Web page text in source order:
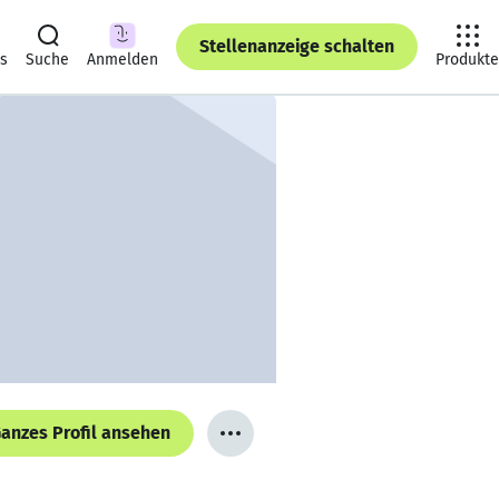
Suche Anmelden
Stellenanzeige schalten
Produkte
Profil ansehen